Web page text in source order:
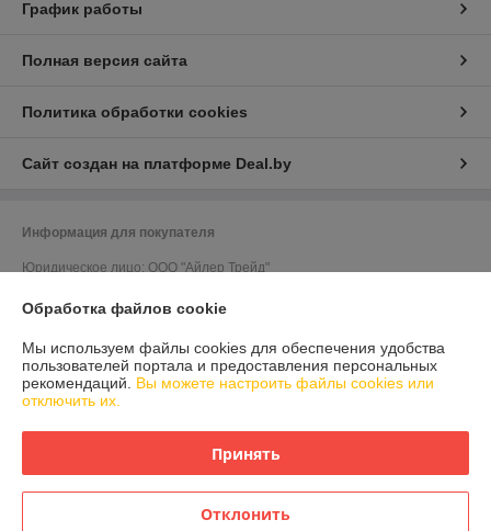
График работы
Полная версия сайта
Политика обработки cookies
Сайт создан на платформе Deal.by
Информация для покупателя
Юридическое лицо: ООО "Айлер Трейд"
Регистрационный номер ЕГР: 192611529
УНП: 192611529
Регистрационный орган: Главное управление юстиции Горисполкома
Ссылка на свидетельство/лицензию
Обработка файлов cookie
Мы используем файлы cookies для обеспечения удобства
пользователей портала и предоставления персональных
рекомендаций. Вы можете настроить файлы cookies или
отключить их.
Принять
Отклонить